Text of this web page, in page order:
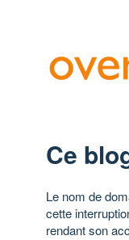
Ce
Le nom de
cette
rendant son